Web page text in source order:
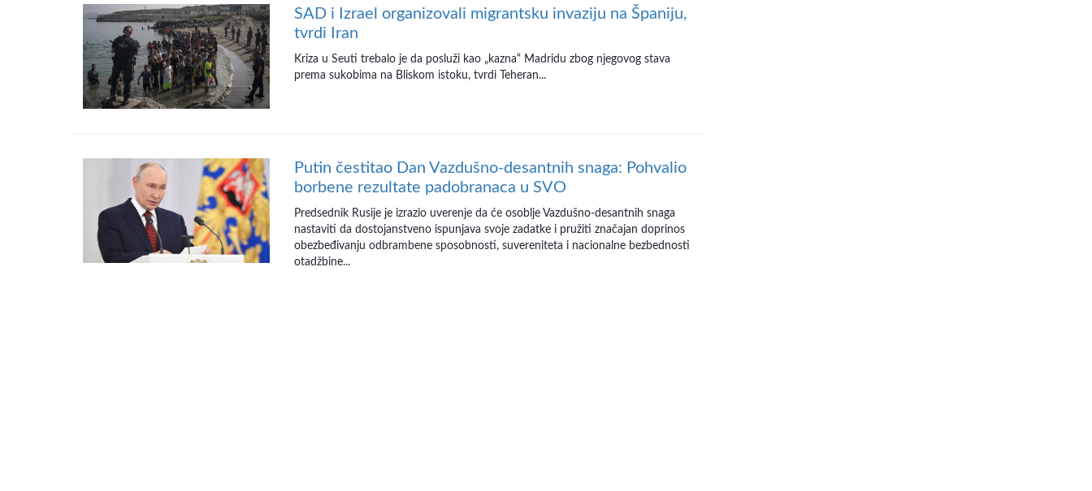
SAD i Izrael organizovali migrantsku invaziju na Španiju,
tvrdi Iran
Kriza u Seuti trebalo je da posluži kao „kazna“ Madridu zbog njegovog stava
prema sukobima na Bliskom istoku, tvrdi Teheran...
Putin čestitao Dan Vazdušno-desantnih snaga: Pohvalio
borbene rezultate padobranaca u SVO
Predsednik Rusije je izrazio uverenje da će osoblje Vazdušno-desantnih snaga
nastaviti da dostojanstveno ispunjava svoje zadatke i pružiti značajan doprinos
obezbeđivanju odbrambene sposobnosti, suvereniteta i nacionalne bezbednosti
otadžbine...